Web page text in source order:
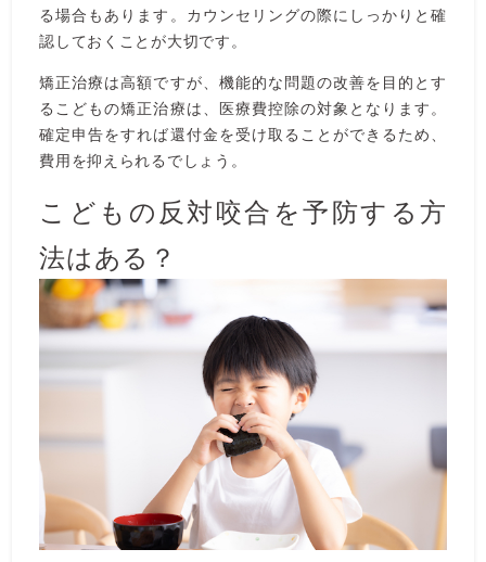
る場合もあります。カウンセリングの際にしっかりと確
認しておくことが大切です。
矯正治療は高額ですが、機能的な問題の改善を目的とす
るこどもの矯正治療は、医療費控除の対象となります。
確定申告をすれば還付金を受け取ることができるため、
費用を抑えられるでしょう。
こどもの反対咬合を予防する方
法はある？